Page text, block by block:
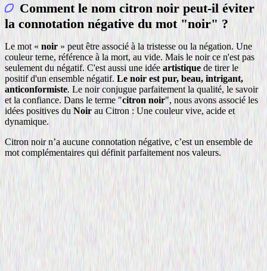
Comment le nom citron noir peut-il éviter
la connotation négative du mot "noir" ?
Le mot « noir » peut être associé à la tristesse ou la négation. Une
couleur terne, référence à la mort, au vide. Mais le noir ce n'est pas
seulement du négatif. C'est aussi une idée artistiquede tirer le
positif d'un ensemble négatif. Le noir est pur, beau, intrigant,
anticonformiste. Le noir conjugue parfaitement la qualité, le savoir
et la confiance. Dans le terme "citron noir", nous avons associé les
idées positives duNoir au Citron : Une couleur vive, acide et
dynamique.
Citron noir n’a aucune connotation négative, c’est un ensemble de
mot complémentaires qui définit parfaitement nos valeurs.